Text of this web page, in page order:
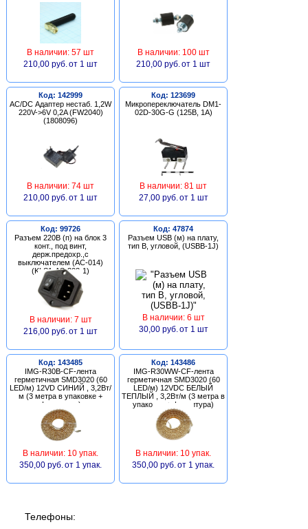
В наличии: 57 шт
210,00 руб. от 1 шт
В наличии: 100 шт
210,00 руб. от 1 шт
Код: 142999
AC/DC Адаптер нестаб. 1,2W
220V->6V 0,2A (FW2040)
(1808096)
В наличии: 74 шт
210,00 руб. от 1 шт
Код: 123699
Микропереключатель DM1-
02D-30G-G (125В, 1А)
В наличии: 81 шт
27,00 руб. от 1 шт
Код: 99726
Разъем 220В (п) на блок 3
конт., под винт,
держ.предохр.,с
выключателем (AC-014)
(KLS1-AS-303-1)
В наличии: 7 шт
216,00 руб. от 1 шт
Код: 47874
Разъем USB (м) на плату,
тип В, угловой, (USBB-1J)
В наличии: 6 шт
30,00 руб. от 1 шт
Код: 143485
IMG-R30B-CF-лента
герметичная SMD3020 (60
LED/м) 12VD СИНИЙ , 3,2Вт/
м (3 метра в упаковке +
фурнитура)
В наличии: 10 упак.
350,00 руб. от 1 упак.
Код: 143486
IMG-R30WW-CF-лента
герметичная SMD3020 (60
LED/м) 12VDC БЕЛЫЙ
ТЕПЛЫЙ , 3,2Вт/м (3 метра в
упаковке + фурнитура)
В наличии: 10 упак.
350,00 руб. от 1 упак.
Телефоны: